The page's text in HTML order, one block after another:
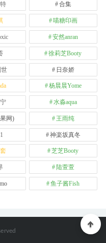
合集
喵糖印画
安然anran
徐莉芝Booty
日奈娇
杨晨晨Yome
水淼aqua
网) 王雨纯
神楽坂真冬
芝芝Booty
陆萱萱
鱼子酱Fish